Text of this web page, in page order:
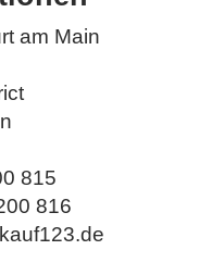
am Main
815
816